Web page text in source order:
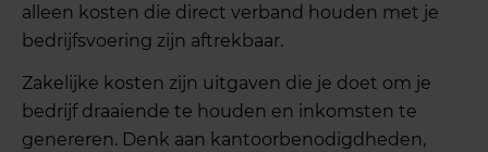
alleen kosten die direct verband houden met je
bedrijfsvoering zijn aftrekbaar.
Zakelijke kosten zijn uitgaven die je doet om je
bedrijf draaiende te houden en inkomsten te
genereren. Denk aan kantoorbenodigdheden,